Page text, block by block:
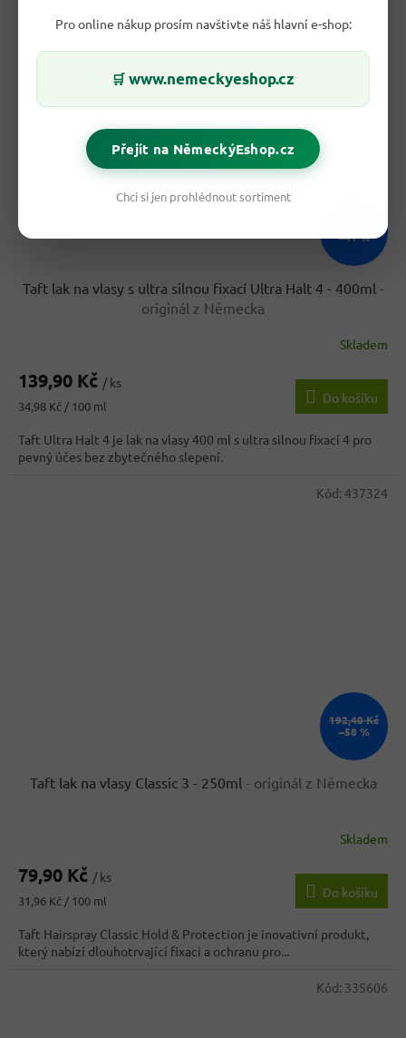
Pro online nákup prosím navštivte náš hlavní e-shop:
🛒 www.nemeckyeshop.cz
Přejít na NěmeckýEshop.cz
Chci si jen prohlédnout sortiment
–41 %
Taft lak na vlasy s ultra silnou fixací Ultra Halt 4 - 400ml -
originál z Německa
Skladem
139,90 Kč / ks
Měrná
34,98 Kč / 100 ml
Do košíku
Taft Ultra Halt 4 je lak na vlasy 400 ml s ultra silnou fixací 4 pro
pevný účes bez zbytečného slepení.
192,40 Kč
–58 %
Taft lak na vlasy Classic 3 - 250ml - originál z Německa
Skladem
79,90 Kč / ks
Měrná
31,96 Kč / 100 ml
Do košíku
Taft Hairspray Classic Hold & Protection je inovativní produkt,
který nabízí dlouhotrvající fixaci a ochranu pro...
Kód: 437324
Kód: 335606